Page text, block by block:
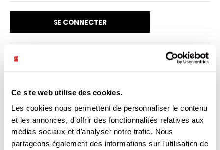
Ce site web utilise des cookies.
Les cookies nous permettent de personnaliser le contenu
et les annonces, d'offrir des fonctionnalités relatives aux
médias sociaux et d'analyser notre trafic. Nous
partageons également des informations sur l'utilisation de
SE CONNECTER
INFORMATION
Biscuits fourrés (35 %) parfum chocolat.